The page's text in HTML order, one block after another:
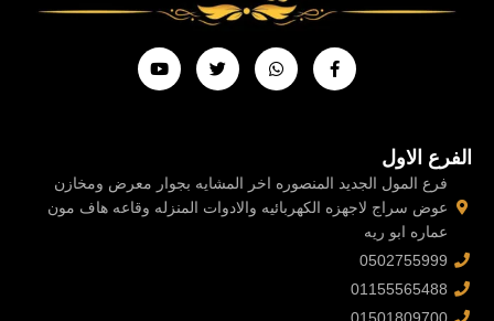
F
a
c
e
-
f
W
h
a
t
T
w
i
t
Y
o
u
t
الفرع الاول
فرع المول الجديد المنصوره اخر المشايه بجوار معرض ومخازن
عوض سراج لاجهزه الكهربائيه والادوات المنزله وقاعه هاف مون
عماره ابو ريه
0502755999
01155565488